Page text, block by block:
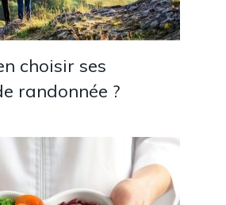
choisir ses
randonnée ?